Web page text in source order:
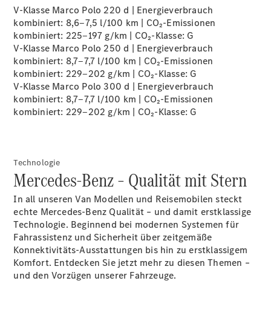
CLA
Elektrisch
CLA
C-Klasse
Limousine
C-Klasse
Limousine
Neu Elektrisch
EQE
Limousine
Elektrisch
EQS
NeuElektrisch
S-Klasse
S-Klasse
Lang
Mercedes-
Maybach
S-Klasse
Neu
Konfigurator
Probefahrt
Mercedes-
V-Klasse Marco Polo 220 d | Energieverbrauch
kombiniert: 8,6‒7,5 l/100 km | CO₂-Emissionen
kombiniert: 225‒197 g/km | CO₂-Klasse: G
V-Klasse Marco Polo 250 d | Energieverbrauch
kombiniert: 8,7‒7,7 l/100 km | CO₂-Emissionen
kombiniert: 229‒202 g/km | CO₂-Klasse: G
V-Klasse Marco Polo 300 d | Energieverbrauch
kombiniert: 8,7‒7,7 l/100 km | CO₂-Emissionen
kombiniert: 229‒202 g/km | CO₂-Klasse: G
Technologie
Mercedes-Benz – Qualität mit Stern
In all unseren Van Modellen und Reisemobilen steckt
echte Mercedes-Benz Qualität – und damit erstklassige
Technologie. Beginnend bei modernen Systemen für
Fahrassistenz und Sicherheit über zeitgemäße
Konnektivitäts-Ausstattungen bis hin zu erstklassigem
Komfort. Entdecken Sie jetzt mehr zu diesen Themen –
und den Vorzügen unserer Fahrzeuge.